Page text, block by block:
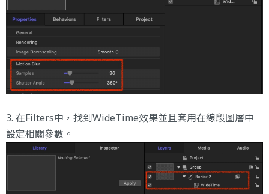
3. 在Filters中，找到WideTime效果並且套用在線段圖層中
設定相關參數。